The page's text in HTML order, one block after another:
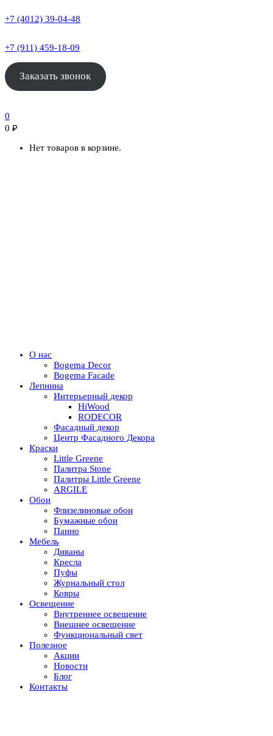
+7 (4012) 39-04-48
+7 (911) 459-18-09
Заказать звонок
0
0 ₽
Нет товаров в корзине.
О нас
Bogema Decor
Bogema Facade
Лепнина
Интерьерный декор
HiWood
RODECOR
Фасадный декор
Центр Фасадного Декора
Краски
Little Greene
Палитра Stone
Палитры Little Greene
ARGILE
Обои
Флизелиновые обои
Бумажные обои
Панно
Мебель
Диваны
Кресла
Пуфы
Журнальный стол
Ковры
Освещение
Внутреннее освещение
Внешнее освещение
Функциональный свет
Полезное
Акции
Новости
Блог
Контакты